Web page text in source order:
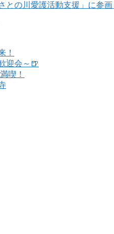
との川愛護活動支援」に参画
！
迎会～🍺
喫！